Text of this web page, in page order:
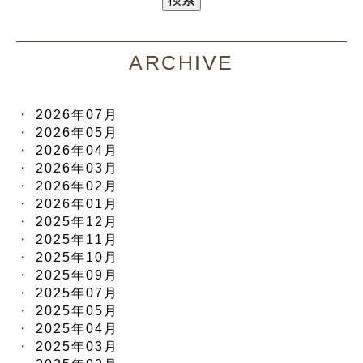
ARCHIVE
2026年07月
2026年05月
2026年04月
2026年03月
2026年02月
2026年01月
2025年12月
2025年11月
2025年10月
2025年09月
2025年07月
2025年05月
2025年04月
2025年03月